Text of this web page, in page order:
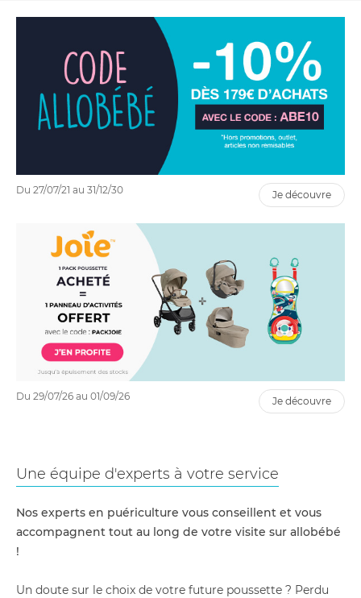
Du 27/07/21 au 31/12/30 je découvre
Du 29/07/26 au 01/09/26 je découvre
Une équipe d'experts à votre service
Nos experts en puériculture vous conseillent et vous
accompagnent tout au long de votre visite sur allobébé
!
Un doute sur le choix de votre future poussette ? Perdu